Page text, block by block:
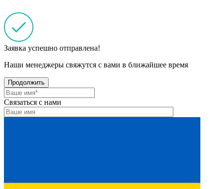
Заявка успешно отправлена!
Наши менеджеры свяжутся с вами в ближайшее время
Продолжить
Связаться с нами